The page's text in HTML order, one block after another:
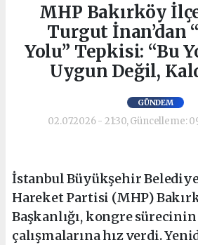
MHP Bakırköy
Turgut İnan’dan
Yolu” Tepkisi: “Bu
Uygun Değil,
GÜNDEM
02.07.2026 - 21:30, Güncelleme:
İstanbul Büyükşehir
Hareket Partisi (MHP)
Başkanlığı, kongre sürecinin
çalışmalarına hız verdi.